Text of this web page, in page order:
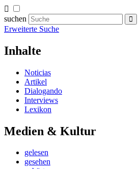
suchen
Erweiterte Suche
Inhalte
Noticias
Artikel
Dialogando
Interviews
Lexikon
Medien & Kultur
gelesen
gesehen